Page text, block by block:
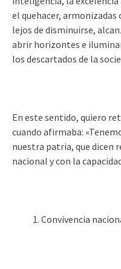
el quehacer, armonizadas
lejos de disminuirse,
abrir horizontes e
los descartados de la
En este sentido, quiero
cuando afirmaba:
nuestra patria, que dicen
nacional y con la
Convivencia